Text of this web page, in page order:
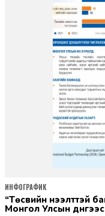
“Төсвийн нээлттэй байдлын олон улсын судалгаа 2023”
Монгол Улсын дүнгээс
ИНФОГРАФИК